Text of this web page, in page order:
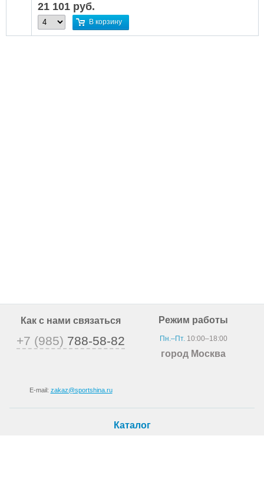
21 101 руб.
В корзину
Как с нами связаться
+7 (985) 788-58-82
E-mail: zakaz@sportshina.ru
Режим работы
Пн.–Пт.10:00–18:00
город Москва
Каталог